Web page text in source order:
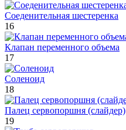
Соеденительная шестеренка
16
Клапан переменного объема
17
Соленоид
18
Палец сервопоршня (слайдер)
19